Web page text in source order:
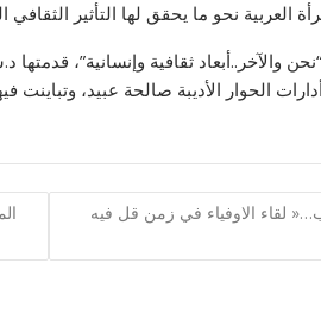
العربية نحو ما يحقق لها التأثير
والآخر..أبعاد ثقافية وإنسانية”،
الحوار الأديبة صالحة عبيد، وتباينت
لقاء الاوفياء في زمن قل فيه